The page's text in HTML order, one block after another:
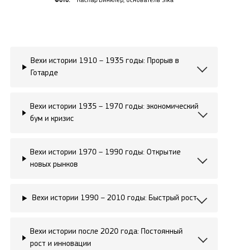
Вехи истории 1910 – 1935 годы: Прорыв в
Готарде
Вехи истории 1935 – 1970 годы: экономический
бум и кризис
Вехи истории 1970 – 1990 годы: Открытие
новых рынков
Вехи истории 1990 – 2010 годы: Быстрый рост
Вехи истории после 2020 года: Постоянный
рост и инновации